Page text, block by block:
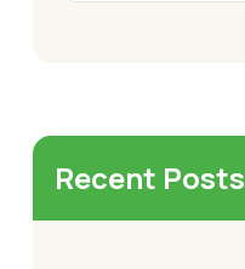
Recent Posts